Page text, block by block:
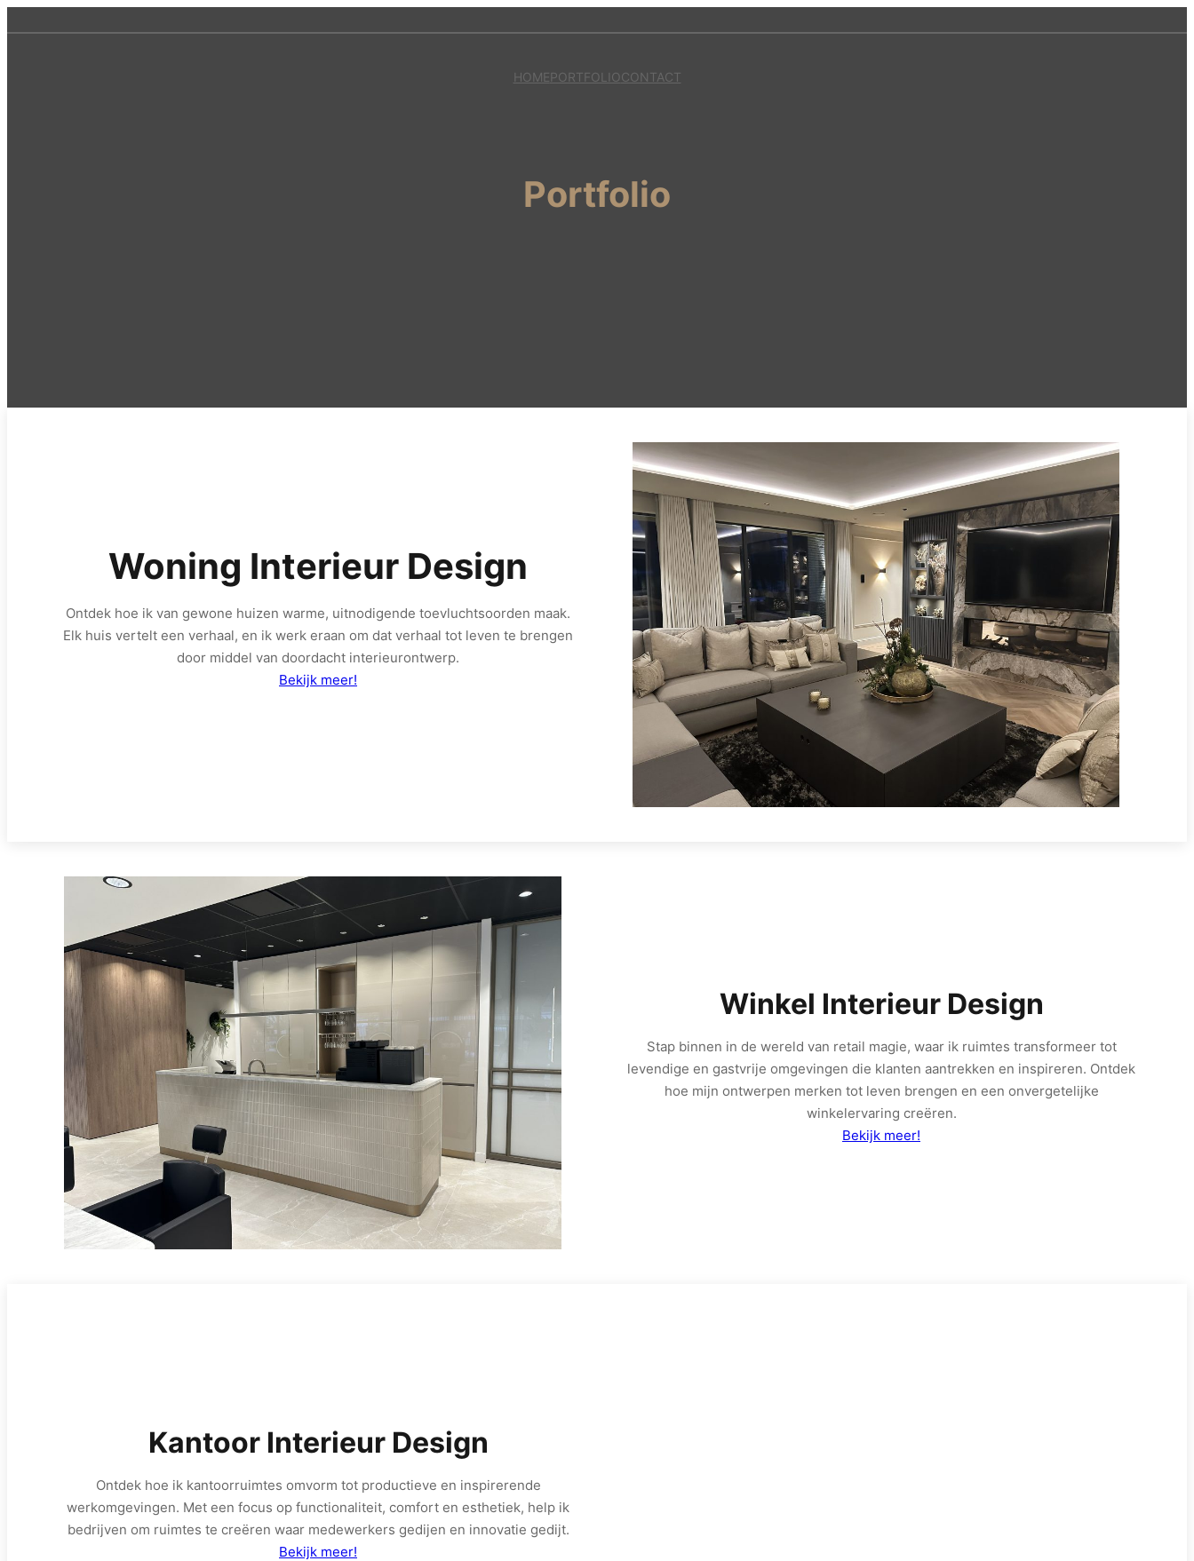
HOMEPORTFOLIOCONTACT
Portfolio
Woning Interieur Design
Ontdek hoe ik van gewone huizen warme, uitnodigende toevluchtsoorden maak.
Elk huis vertelt een verhaal, en ik werk eraan om dat verhaal tot leven te brengen
door middel van doordacht interieurontwerp.
Bekijk meer!
Winkel Interieur Design
Stap binnen in de wereld van retail magie, waar ik ruimtes transformeer tot
levendige en gastvrije omgevingen die klanten aantrekken en inspireren. Ontdek
hoe mijn ontwerpen merken tot leven brengen en een onvergetelijke
winkelervaring creëren.
Bekijk meer!
Kantoor Interieur Design
Ontdek hoe ik kantoorruimtes omvorm tot productieve en inspirerende
werkomgevingen. Met een focus op functionaliteit, comfort en esthetiek, help ik
bedrijven om ruimtes te creëren waar medewerkers gedijen en innovatie gedijt.
Bekijk meer!